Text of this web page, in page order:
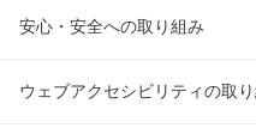
安心・安全への取り組み
ウェブアクセシビリティの取